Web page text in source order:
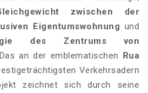
zwischen der
Eigentumswohnung und
des Zentrums von
an der emblematischen Rua
Verkehrsadern
zeichnet sich durch seine